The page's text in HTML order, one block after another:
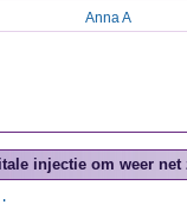
Anna A
injectie om weer net